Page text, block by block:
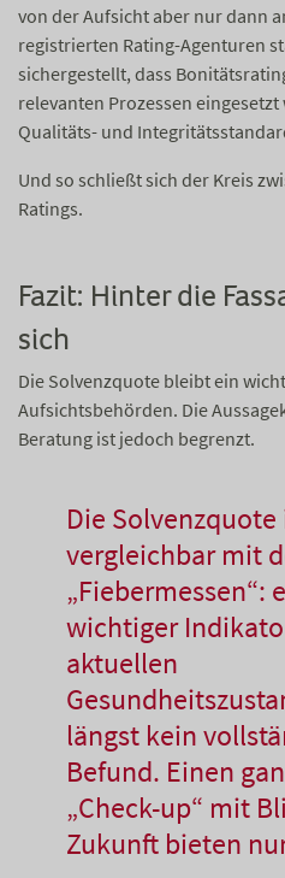
von der Aufsicht aber nur dann
registrierten Rating-Agenturen
sichergestellt, dass
relevanten Prozessen
Qualitäts- und
Und so schließt sich der Kreis
Ratings.
Fazit: Hinter die
sich
Die Solvenzquote bleibt ein
Aufsichtsbehörden. Die
Beratung ist jedoch begrenzt.
Die Solvenzquote
vergleichbar mit
„Fiebermessen“:
wichtiger
aktuellen
längst kein
Befund. Einen
„Check-up“ mit
Zukunft bieten